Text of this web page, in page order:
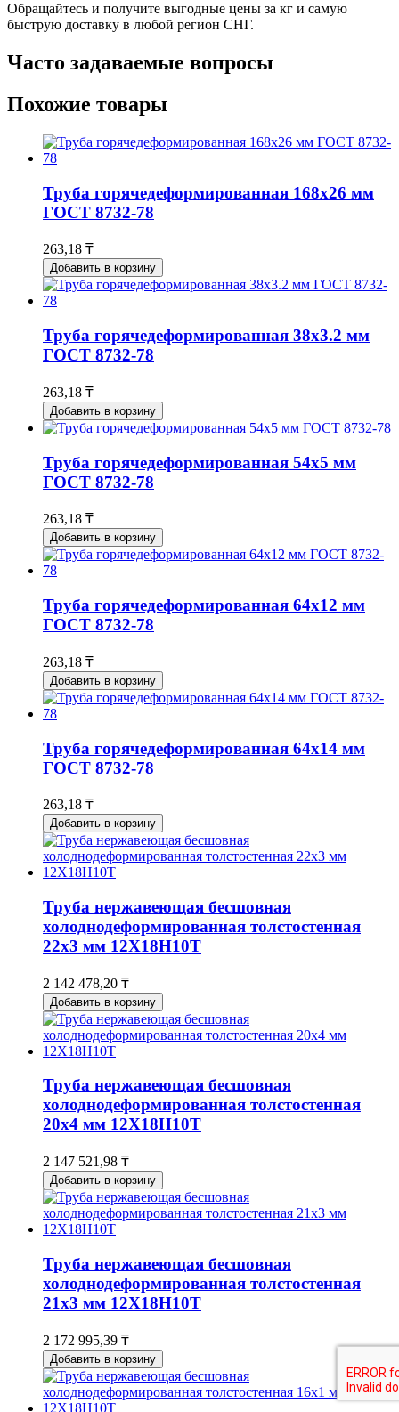
Обращайтесь и получите выгодные цены за кг и самую
быструю доставку в любой регион СНГ.
Часто задаваемые вопросы
Похожие товары
Труба горячедеформированная 168х26 мм
ГОСТ 8732-78
263,18 ₸
Добавить в корзину
Труба горячедеформированная 38х3.2 мм
ГОСТ 8732-78
263,18 ₸
Добавить в корзину
Труба горячедеформированная 54х5 мм
ГОСТ 8732-78
263,18 ₸
Добавить в корзину
Труба горячедеформированная 64х12 мм
ГОСТ 8732-78
263,18 ₸
Добавить в корзину
Труба горячедеформированная 64х14 мм
ГОСТ 8732-78
263,18 ₸
Добавить в корзину
Труба нержавеющая бесшовная
холоднодеформированная толстостенная
22х3 мм 12Х18Н10Т
2 142 478,20 ₸
Добавить в корзину
Труба нержавеющая бесшовная
холоднодеформированная толстостенная
20х4 мм 12Х18Н10Т
2 147 521,98 ₸
Добавить в корзину
Труба нержавеющая бесшовная
холоднодеформированная толстостенная
21х3 мм 12Х18Н10Т
2 172 995,39 ₸
Добавить в корзину